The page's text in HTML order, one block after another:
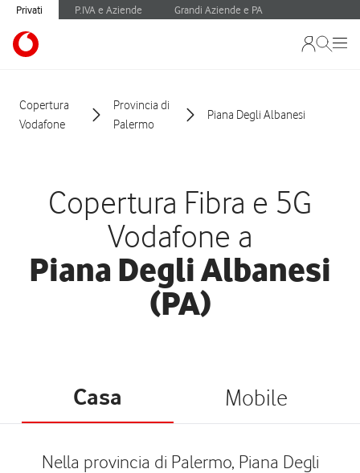
Privati P.IVA e Aziende Grandi Aziende e PA
Copertura
Vodafone
Provincia di
Palermo
Piana Degli Albanesi
Copertura Fibra e 5G
Vodafone a
Piana Degli Albanesi
(PA)
Casa Mobile
Nella provincia di Palermo, Piana Degli